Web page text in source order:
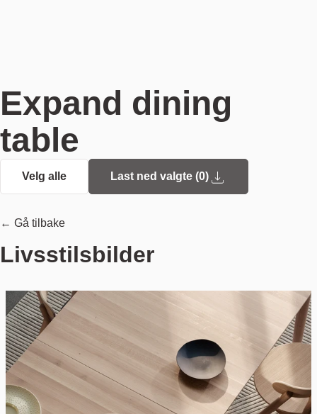
Expand dining
table
Velg alle Last ned valgte (0)
← Gå tilbake
Livsstilsbilder